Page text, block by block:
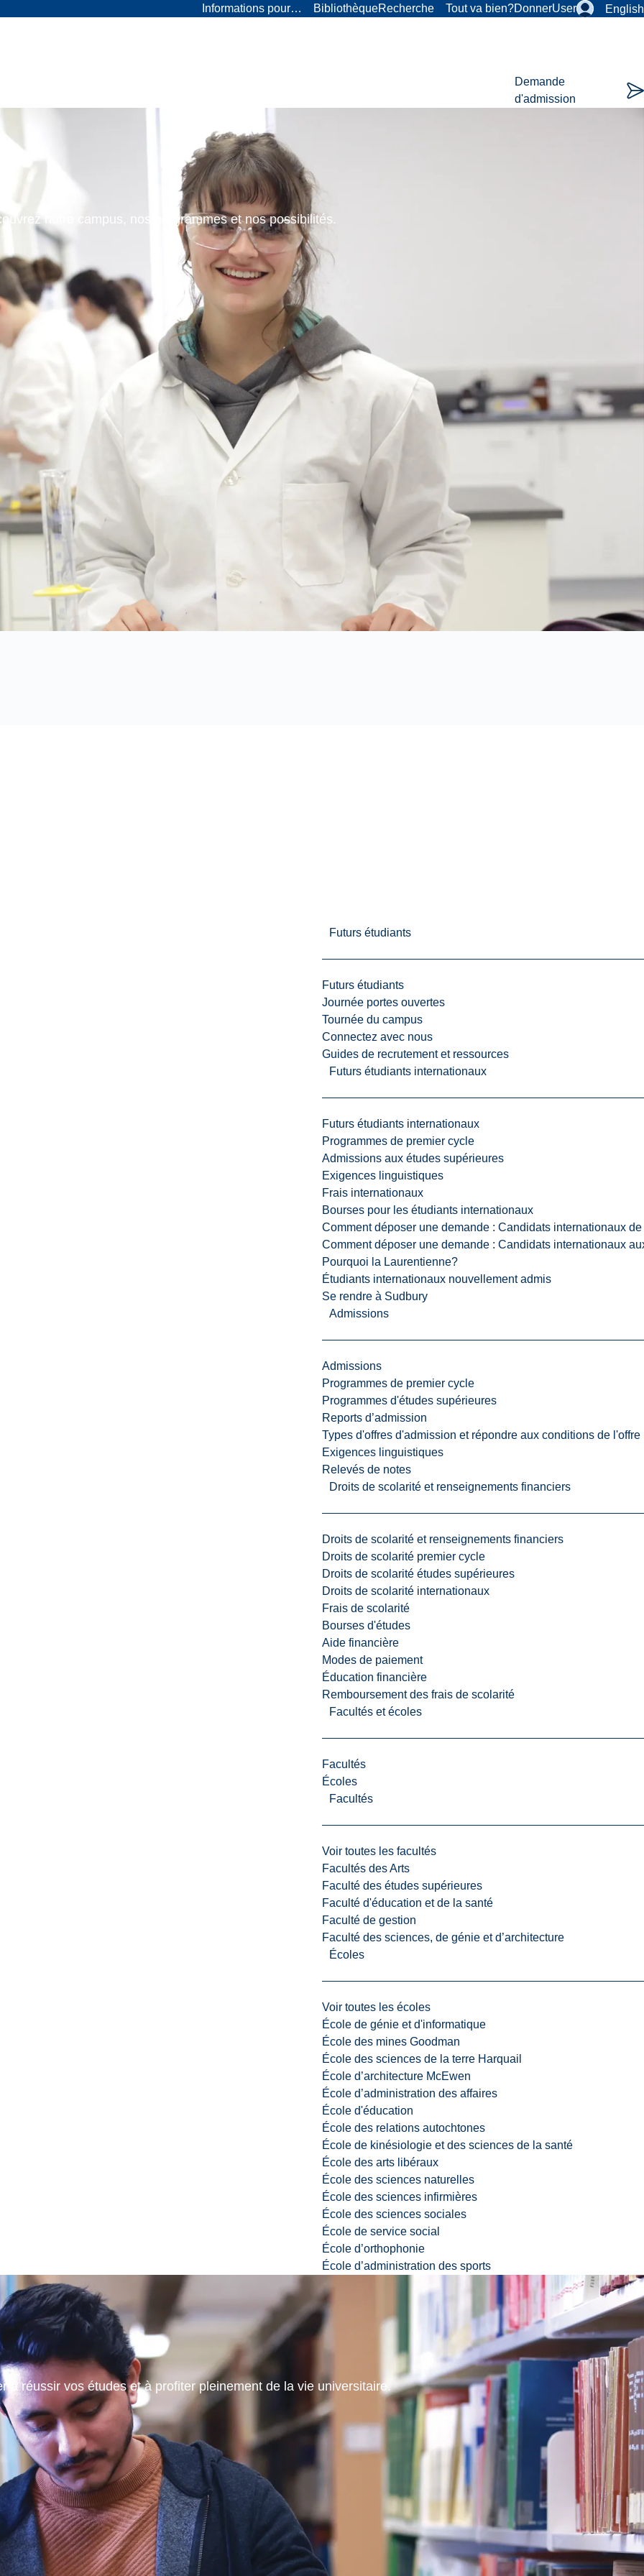
Informations pour… BibliothèqueRecherche Tout va bien?DonnerUser English
Demande
d'admission
notre campus, nos programmes et nos possibilités.
Futurs étudiants
Futurs étudiants
Journée portes ouvertes
Tournée du campus
Connectez avec nous
Guides de recrutement et ressources
Futurs étudiants internationaux
Futurs étudiants internationaux
Programmes de premier cycle
Admissions aux études supérieures
Exigences linguistiques
Frais internationaux
Bourses pour les étudiants internationaux
Comment déposer une demande : Candidats internationaux
Comment déposer une demande : Candidats internationaux
Pourquoi la Laurentienne?
Étudiants internationaux nouvellement admis
Se rendre à Sudbury
Admissions
Admissions
Programmes de premier cycle
Programmes d'études supérieures
Reports d’admission
Types d'offres d'admission et répondre aux conditions de l'offre
Exigences linguistiques
Relevés de notes
Droits de scolarité et renseignements financiers
Droits de scolarité et renseignements financiers
Droits de scolarité premier cycle
Droits de scolarité études supérieures
Droits de scolarité internationaux
Frais de scolarité
Bourses d'études
Aide financière
Modes de paiement
Éducation financière
Remboursement des frais de scolarité
Facultés et écoles
Facultés
Écoles
Facultés
Voir toutes les facultés
Facultés des Arts
Faculté des études supérieures
Faculté d'éducation et de la santé
Faculté de gestion
Faculté des sciences, de génie et d’architecture
Écoles
Voir toutes les écoles
École de génie et d'informatique
École des mines Goodman
École des sciences de la terre Harquail
École d’architecture McEwen
École d’administration des affaires
École d'éducation
École des relations autochtones
École de kinésiologie et des sciences de la santé
École des arts libéraux
École des sciences naturelles
École des sciences infirmières
École des sciences sociales
École de service social
École d’orthophonie
École d’administration des sports
à réussir vos études et à profiter pleinement de la vie universitaire.